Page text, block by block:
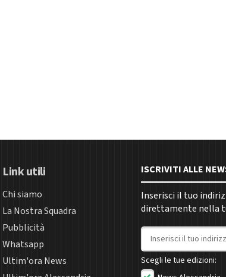
Link utili
Chi siamo
La Nostra Squadra
Pubblicità
Whatsapp
Ultim'ora News
ISCRIVITI ALLE
Inserisci il tuo
direttamente nella
Indirizzo email
Scegli le tue edizioni: